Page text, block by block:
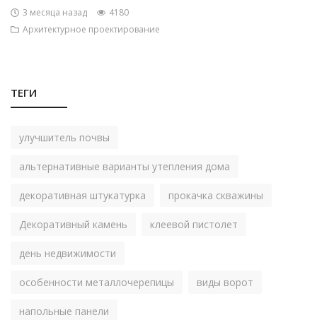
3 месяца назад
4180
Архитектурное проектирование
ТЕГИ
улучшитель почвы
альтернативные варианты утепления дома
декоративная штукатурка прокачка скважины
Декоративный камень клеевой пистолет
день недвижимости
особенности металлочерепицы виды ворот
напольные панели